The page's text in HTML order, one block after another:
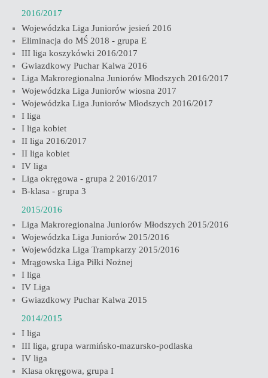
2016/2017
Wojewódzka Liga Juniorów jesień 2016
Eliminacja do MŚ 2018 - grupa E
III liga koszykówki 2016/2017
Gwiazdkowy Puchar Kalwa 2016
Liga Makroregionalna Juniorów Młodszych 2016/2017
Wojewódzka Liga Juniorów wiosna 2017
Wojewódzka Liga Juniorów Młodszych 2016/2017
I liga
I liga kobiet
II liga 2016/2017
II liga kobiet
IV liga
Liga okręgowa - grupa 2 2016/2017
B-klasa - grupa 3
2015/2016
Liga Makroregionalna Juniorów Młodszych 2015/2016
Wojewódzka Liga Juniorów 2015/2016
Wojewódzka Liga Trampkarzy 2015/2016
Mrągowska Liga Piłki Nożnej
I liga
IV Liga
Gwiazdkowy Puchar Kalwa 2015
2014/2015
I liga
III liga, grupa warmińsko-mazursko-podlaska
IV liga
Klasa okręgowa, grupa I